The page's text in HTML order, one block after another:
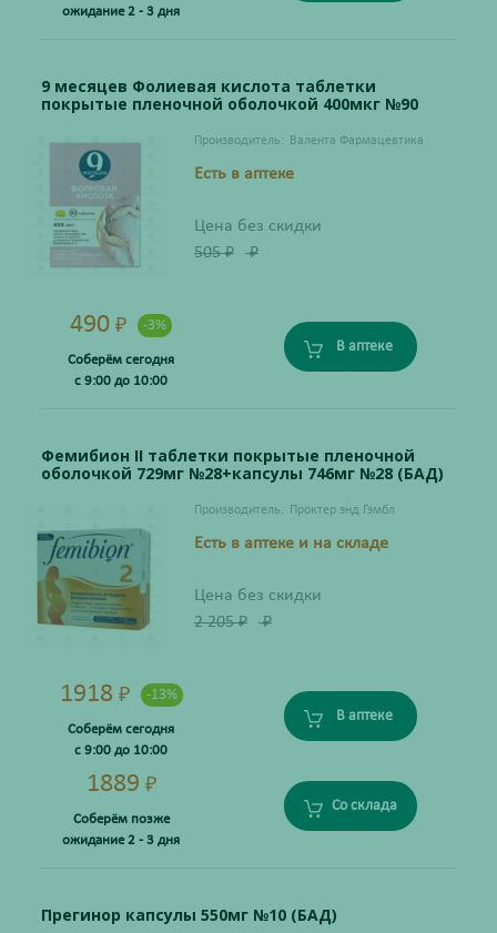
ожидание 2 - 3 дня
9 месяцев Фолиевая кислота таблетки
покрытые пленочной оболочкой 400мкг №90
Производитель: Валента Фармацевтика
Есть в аптеке
Цена без скидки
505₽ ₽
490 ₽ -3%
Соберём сегодня
с 9:00 до 10:00
В аптеке
Фемибион II таблетки покрытые пленочной
оболочкой 729мг №28+капсулы 746мг №28 (БАД)
Производитель: Проктер энд Гэмбл
Есть в аптеке и на складе
Цена без скидки
2 205₽ ₽
1918 ₽ -13%
Соберём сегодня
с 9:00 до 10:00
В аптеке
1889 ₽
Соберём позже
ожидание 2 - 3 дня
Со склада
Прегинор капсулы 550мг №10 (БАД)